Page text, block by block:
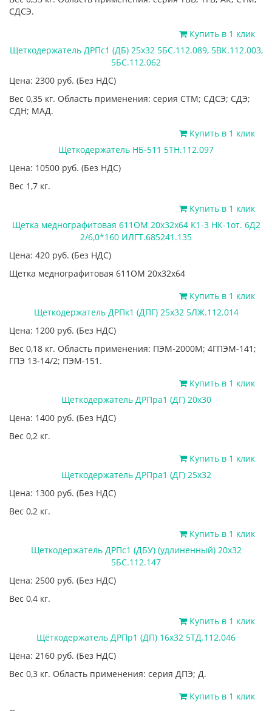
СДСЭ.
Купить в 1 клик
Щеткодержатель ДРПс1 (ДБ) 25х32 5БС.112.089, 5ВК.112.003,
5БС.112.062
Цена: 2300 руб. (Без НДС)
Вес 0,35 кг. Область применения: серия СТМ; СДСЭ; СДЭ;
СДН; МАД.
Купить в 1 клик
Щеткодержатель НБ-511 5ТН.112.097
Цена: 10500 руб. (Без НДС)
Вес 1,7 кг.
Купить в 1 клик
Щетка меднографитовая 611ОМ 20х32х64 К1-3 НК-1от. 6Д2
2/6,0*160 ИЛГТ.685241.135
Цена: 420 руб. (Без НДС)
Щетка меднографитовая 611ОМ 20х32х64
Купить в 1 клик
Щеткодержатель ДРПк1 (ДПГ) 25х32 5ЛЖ.112.014
Цена: 1200 руб. (Без НДС)
Вес 0,18 кг. Область применения: ПЭМ-2000М; 4ГПЭМ-141;
ГПЭ 13-14/2; ПЭМ-151.
Купить в 1 клик
Щеткодержатель ДРПра1 (ДГ) 20х30
Цена: 1400 руб. (Без НДС)
Вес 0,2 кг.
Купить в 1 клик
Щеткодержатель ДРПра1 (ДГ) 25х32
Цена: 1300 руб. (Без НДС)
Вес 0,2 кг.
Купить в 1 клик
Щеткодержатель ДРПс1 (ДБУ) (удлиненный) 20х32
5БС.112.147
Цена: 2500 руб. (Без НДС)
Вес 0,4 кг.
Купить в 1 клик
Щёткодержатель ДРПр1 (ДП) 16х32 5ТД.112.046
Цена: 2160 руб. (Без НДС)
Вес 0,3 кг. Область применения: серия ДПЭ; Д.
Купить в 1 клик